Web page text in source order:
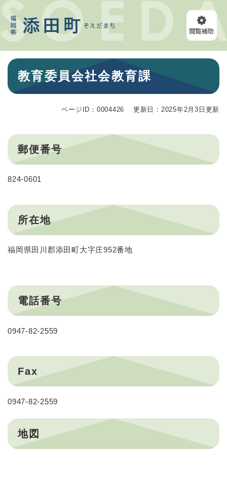
ペ
ー
の
メニューを飛ばして本文へ
本
教育委員会社会教育課
ページID：0004426 更新日：2025年2月3日更新
郵便番号
824-0601
所在地
福岡県田川郡添田町大字庄952番地
電話番号
0947-82-2559
Fax
0947-82-2559
地図